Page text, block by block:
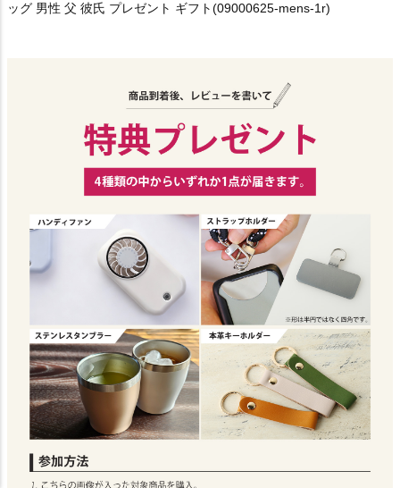
ッグ 男性 父 彼氏 プレゼント ギフト(09000625-mens-1r)